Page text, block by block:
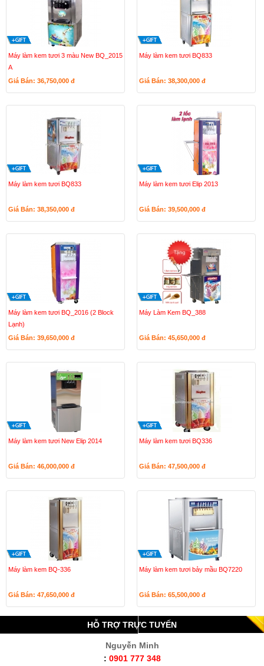
Máy làm kem tươi 3 màu New BQ_2015
A
Giá Bán: 36,750,000 đ
Máy làm kem tươi BQ833
Giá Bán: 38,300,000 đ
Máy làm kem tươi BQ833
Giá Bán: 38,350,000 đ
Máy làm kem tươi Elip 2013
Giá Bán: 39,500,000 đ
Máy làm kem tươi BQ_2016 (2 Block
Lạnh)
Giá Bán: 39,650,000 đ
Máy Làm Kem BQ_388
Giá Bán: 45,650,000 đ
Máy làm kem tươi New Elip 2014
Giá Bán: 46,000,000 đ
Máy làm kem tươi BQ336
Giá Bán: 47,500,000 đ
Máy làm kem BQ-336
Giá Bán: 47,650,000 đ
Máy làm kem tươi bảy mầu BQ7220
Giá Bán: 65,500,000 đ
HỖ TRỢ TRỰC TUYẾN
Nguyễn Minh
: 0901 777 348